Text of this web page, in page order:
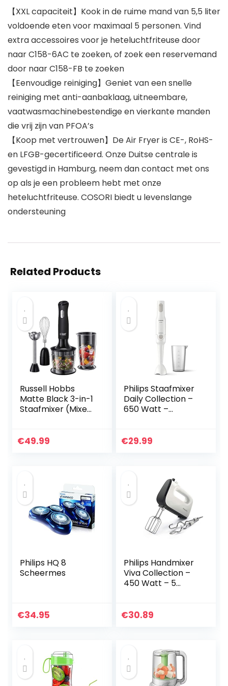
【XXL capaciteit】Kook in de ruime mand van 5,5 liter
voldoende eten voor maximaal 5 personen. Vind
extra accessoires voor je heteluchtfriteuse door
naar C158-6AC te zoeken, of zoek een reservemand
door naar C158-FB te zoeken
【Eenvoudige reiniging】Geniet van een snelle
reiniging met anti-aanbaklaag, uitneembare,
vaatwasmachinebestendige en vierkante manden
die vrij zijn van PFOA’s
【Koop met vertrouwen】De Air Fryer is CE-, RoHS-
en LFGB-gecertificeerd. Onze Duitse centrale is
gevestigd in Hamburg, neem dan contact met ons
op als je een probleem hebt met onze
heteluchtfriteuse. COSORI biedt u levenslange
ondersteuning
Related Products
Russell Hobbs
Matte Black 3-in-1
Staafmixer (Mixen
500 Watt) 24702-
€49.99
Philips Staafmixer
Daily Collection –
650 Watt –
Snelle
€29.99
Philips HQ 8
Scheermes
€34.95
Philips Handmixer
Viva Collection –
450 Watt – 5
Eenvoudige
Eenvoudige
ontgrendeling –
Met
€30.89